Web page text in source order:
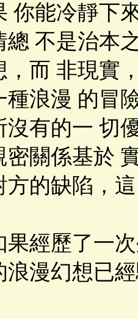
你能冷靜下
總 不是治本
，而 非現實
種浪漫 的冒
沒有的一 切
密關係基於
方的缺陷，
歷了一次
浪漫幻想已